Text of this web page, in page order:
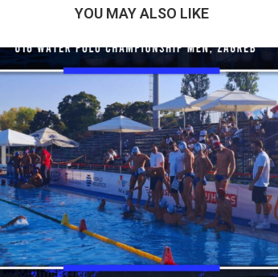
YOU MAY ALSO LIKE